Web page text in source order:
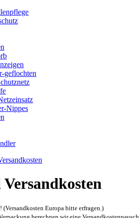
geflochten
Nippes
(Versandkosten Europa bitte erfragen.)